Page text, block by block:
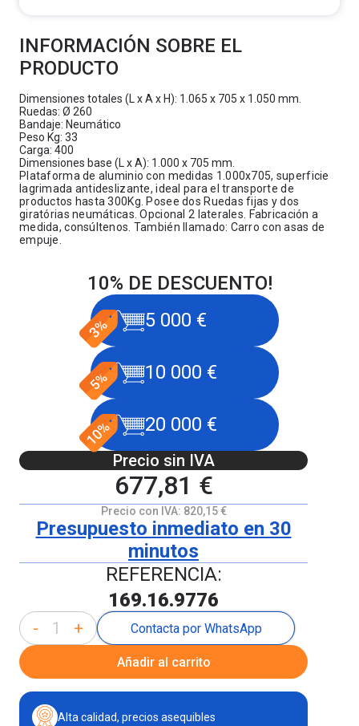
INFORMACIÓN SOBRE EL
PRODUCTO
Dimensiones totales (L x A x H): 1.065 x 705 x 1.050 mm.
Ruedas: Ø 260
Bandaje: Neumático
Peso Kg: 33
Carga: 400
Dimensiones base (L x A): 1.000 x 705 mm.
Plataforma de aluminio con medidas 1.000x705, superficie
lagrimada antideslizante, ideal para el transporte de
productos hasta 300Kg. Posee dos Ruedas fijas y dos
giratórias neumáticas. Opcional 2 laterales. Fabricación a
medida, consúltenos. También llamado: Carro con asas de
empuje.
10% DE DESCUENTO!
5 000 €
10 000 €
20 000 €
Precio sin IVA
677,81 €
Precio con IVA: 820,15 €
Presupuesto inmediato en 30
minutos
REFERENCIA:
169.16.9776
- + Contacta por WhatsApp
Añadir al carrito
Alta calidad, precios asequibles